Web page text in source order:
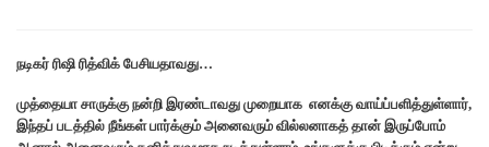
நடிகர் ரிஷி ரித்விக் பேசியதாவது…
முத்தையா சாருக்கு நன்றி இரண்டாவது முறையாக எனக்கு வாய்ப்பளித்துள்ளார்,
இந்தப் படத்தில் நீங்கள் பார்க்கும் அனைவரும் வில்லனாகத் தான் இருப்போம்